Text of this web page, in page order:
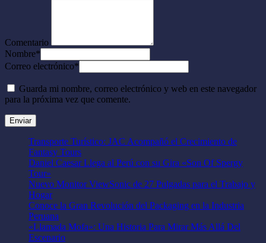
Comentario
Nombre*
Correo electrónico*
Guarda mi nombre, correo electrónico y web en este navegador
para la próxima vez que comente.
Transporte Turístico: JAC Acompañó el Crecimiento de
Fantasy Tours
Daniel Caesar Llega al Perú con su Gira «Son Of Spergy
Tour»
Nuevo Monitor ViewSonic de 27 Pulgadas para el Trabajo y
Hogar
Conoce la Gran Revolución del Packaging en la Industria
Peruana
«Llamada Mofa»: Una Historia Para Mirar Más Allá Del
Escenario